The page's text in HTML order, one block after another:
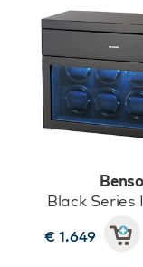
Black Series
€ 1.649